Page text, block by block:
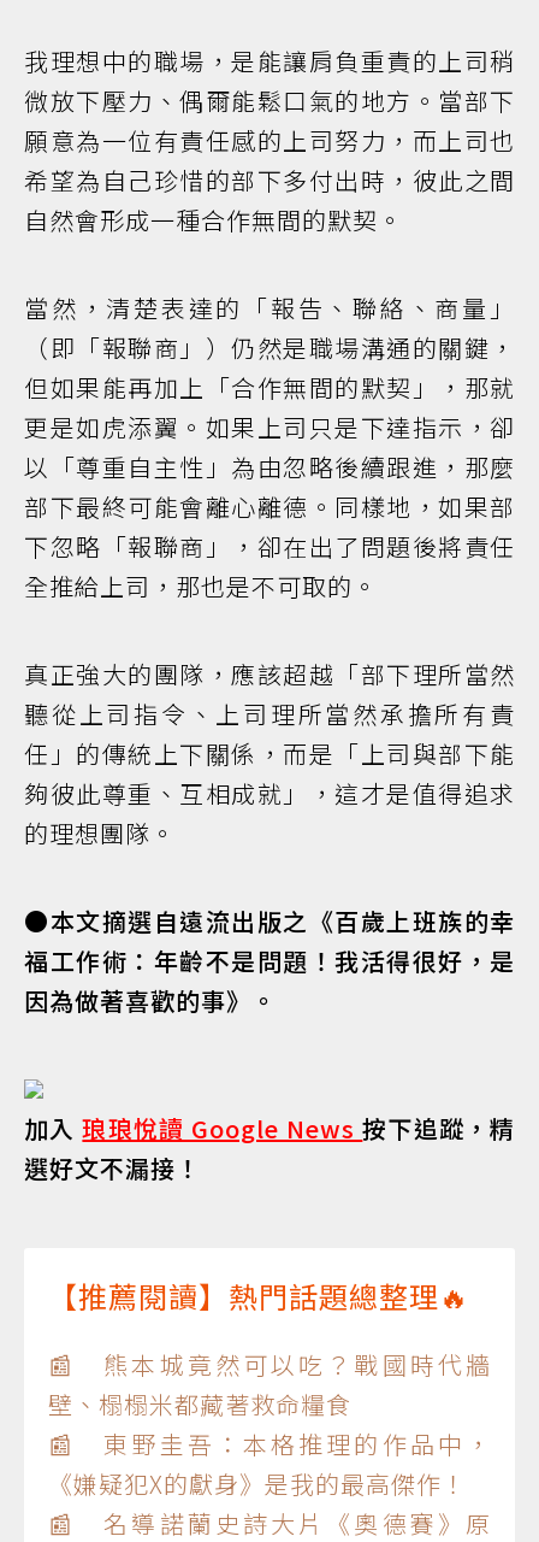
我理想中的職場，是能讓肩負重責的上司稍
微放下壓力、偶爾能鬆口氣的地方。當部下
願意為一位有責任感的上司努力，而上司也
希望為自己珍惜的部下多付出時，彼此之間
自然會形成一種合作無間的默契。
當然，清楚表達的「報告、聯絡、商量」
（即「報聯商」）仍然是職場溝通的關鍵，
但如果能再加上「合作無間的默契」，那就
更是如虎添翼。如果上司只是下達指示，卻
以「尊重自主性」為由忽略後續跟進，那麼
部下最終可能會離心離德。同樣地，如果部
下忽略「報聯商」，卻在出了問題後將責任
全推給上司，那也是不可取的。
真正強大的團隊，應該超越「部下理所當然
聽從上司指令、上司理所當然承擔所有責
任」的傳統上下關係，而是「上司與部下能
夠彼此尊重、互相成就」，這才是值得追求
的理想團隊。
●本文摘選自遠流出版之《百歲上班族的幸
福工作術：年齡不是問題！我活得很好，是
因為做著喜歡的事》。
加入琅琅悅讀 Google News按下追蹤，精
選好文不漏接！
【推薦閱讀】熱門話題總整理🔥
📰 熊本城竟然可以吃？戰國時代牆
壁、榻榻米都藏著救命糧食
📰 東野圭吾：本格推理的作品中，
《嫌疑犯X的獻身》是我的最高傑作！
📰 名導諾蘭史詩大片《奧德賽》原